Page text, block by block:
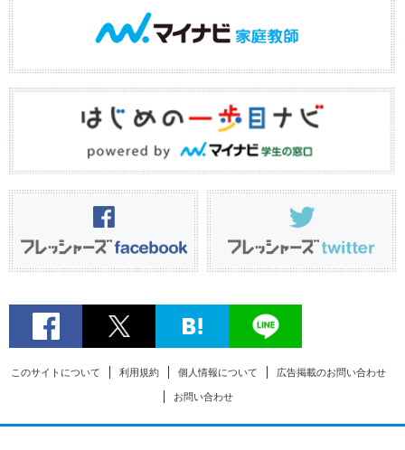
このサイトについて 利用規約 個人情報について 広告掲載のお問い合わせ
お問い合わせ